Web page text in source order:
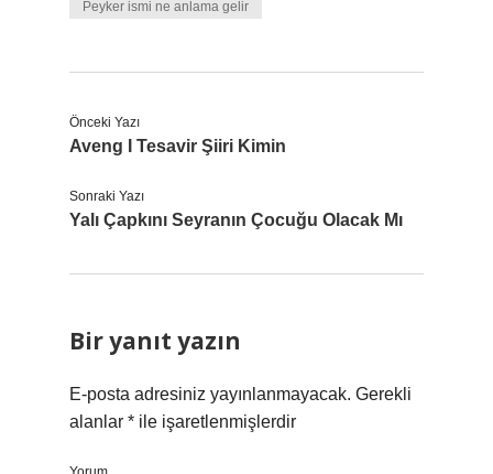
Peyker ismi ne anlama gelir
Önceki Yazı
Aveng I Tesavir Şiiri Kimin
Sonraki Yazı
Yalı Çapkını Seyranın Çocuğu Olacak Mı
Bir yanıt yazın
E-posta adresiniz yayınlanmayacak. Gerekli
alanlar * ile işaretlenmişlerdir